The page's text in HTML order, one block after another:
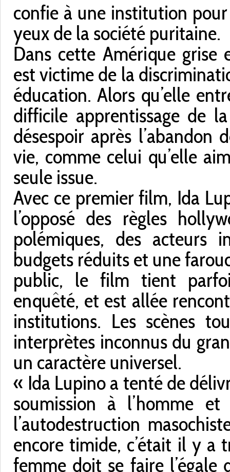
confie à une institution
yeux de la société puritaine.
Dans cette Amérique
est victime de la
éducation. Alors qu’elle
difficile apprentissage de
désespoir après
vie, comme celui qu’elle
seule issue.
Avec ce premier film, Ida
l’opposé des règles
polémiques, des acteurs
budgets réduits et une
public, le film tient
enquêté, et est allée
institutions. Les scènes
interprètes inconnus du
un caractère universel.
« Ida Lupino a tenté de
soumission à l’homme
l’autodestruction
encore timide, c’était il y a
femme doit se faire l’égale